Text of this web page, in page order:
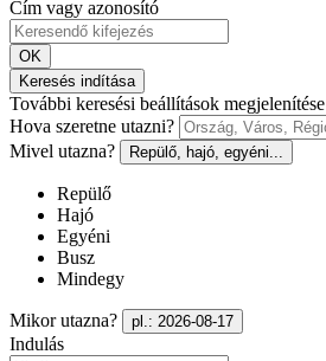
Cím vagy azonosító
OK
Keresés indítása
További keresési beállítások megjelenítése
Hova szeretne utazni?
Mivel utazna?
Repülő, hajó, egyéni...
Repülő
Hajó
Egyéni
Busz
Mindegy
Mikor utazna? pl.: 2026-08-17
Indulás